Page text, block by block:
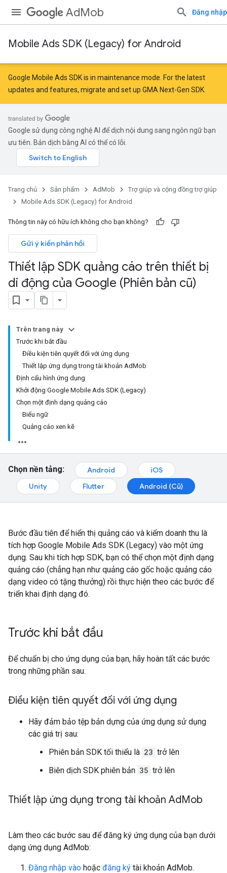
AdMob Đăng nhập
Mobile Ads SDK (Legacy) for Android
Google Mobile Ads SDK is in maintenance mode. For the latest
updates and features, migrate and set up GMA Next-Gen SDK
Google sử dụng công nghệ AI để dịch nội dung sang ngôn ngữ bạn
ưu tiên. Bản dịch bằng AI có thể có lỗi.
Trang chủ Sản phẩm AdMob
Trợ giúp và cộng đồng trợ giúp
Mobile Ads SDK (Legacy) for Android
Thông tin này có hữu ích không cho bạn không?
Gửi ý kiến phản hồi
Thiết lập SDK quảng cáo trên thiết bị
di động của Google (Phiên bản cũ)
Trên trang này
Trước khi bắt đầu
Điều kiện tiên quyết đối với ứng dụng
Thiết lập ứng dụng trong tài khoản AdMob
Định cấu hình ứng dụng
Khởi động Google Mobile Ads SDK (Legacy)
Chọn một định dạng quảng cáo
Biểu ngữ
Quảng cáo xen kẽ
Chọn nền tảng: Android
iOS
Unity
Flutter Android (Cũ)
Bước đầu tiên để hiển thị quảng cáo và kiếm doanh thu là
tích hợp Google Mobile Ads SDK (Legacy) vào một ứng
dụng. Sau khi tích hợp SDK, bạn có thể chọn một định dạng
quảng cáo (chẳng hạn như quảng cáo gốc hoặc quảng cáo
dạng video có tặng thưởng) rồi thực hiện theo các bước để
triển khai định dạng đó.
Trước khi bắt đầu
Để chuẩn bị cho ứng dụng của bạn, hãy hoàn tất các bước
trong những phần sau.
Điều kiện tiên quyết đối với ứng dụng
Hãy đảm bảo tệp bản dựng của ứng dụng sử dụng
các giá trị sau:
Phiên bản SDK tối thiểu là 23 trở lên
Biên dịch SDK phiên bản 35 trở lên
Thiết lập ứng dụng trong tài khoản AdMob
Làm theo các bước sau để đăng ký ứng dụng của bạn dưới
dạng ứng dụng AdMob:
Đăng nhập vào hoặc đăng ký tài khoản AdMob.